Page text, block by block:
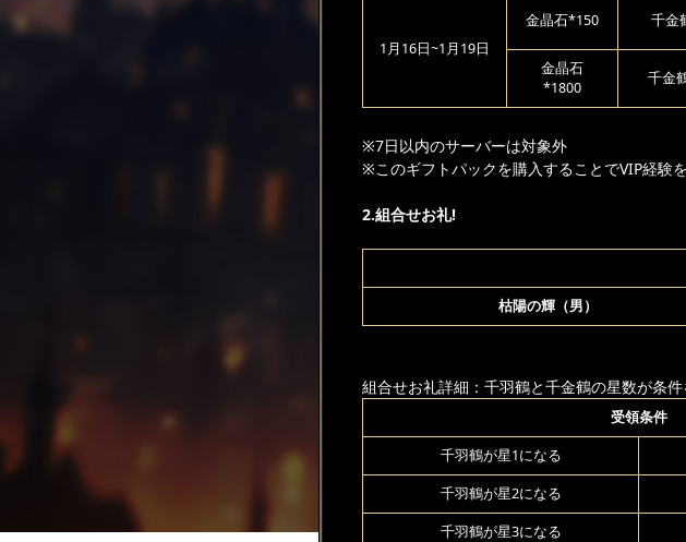
1月16日~1月19日
金晶石*150 千金
金晶石
*1800
千金
※7日以内のサーバーは対象外
※このギフトパックを購入することでVIP経験
2.組合せお礼!
枯陽の輝（男）
組合せお礼詳細：千羽鶴と千金鶴の星数が条
受領条件
千羽鶴が星1になる
千羽鶴が星2になる
千羽鶴が星3になる